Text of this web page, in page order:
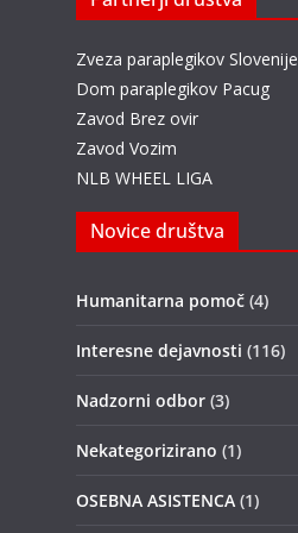
Zveza paraplegikov Slovenije
Dom paraplegikov Pacug
Zavod Brez ovir
Zavod Vozim
NLB WHEEL LIGA
Novice društva
Humanitarna pomoč (4)
Interesne dejavnosti (116)
Nadzorni odbor (3)
Nekategorizirano (1)
OSEBNA ASISTENCA (1)